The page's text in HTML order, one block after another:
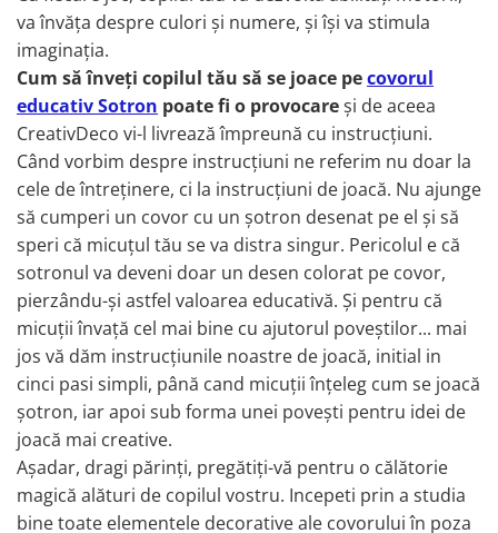
Masute Laterale
Mese Bar
Accesorii mese
Canapele
Canapele Coltar
Canapele Modulare
Canapele Extensibile
Canapele Sezlong
Canapele 2 locuri
Canapele 3 locuri
Canapele 4 locuri
Masute de toaleta
Console
Fotolii
Taburete si pufuri
Banchete, Bancute
Comode TV
Umbrele Exterior
Accesorii Exterior
Ghivece, Vase Exterior
Usi Decorative
Coloane decorative
Trofee, Taxidermii, Busturi
Animale
Cufere si valize decorative
Cutii decorative
Ghivece, Suporturi flori
Ghivece, Vase Exterior
Flori, Plante artificiale
Opritoare pentru usi
Suporturi sticle
Suport Umbrela
Suport ziare/reviste
Organizator obiecte mici
Oglinzi cu picior
Clepsidra
va învăța despre culori și numere, și își va stimula
imaginația.
Cum să înveți copilul tău să se joace pecovorul
educativ Sotron poate fi o provocareși de aceea
CreativDeco vi-l livrează împreună cu instrucțiuni.
Când vorbim despre instrucțiuni ne referim nu doar la
cele de întreținere, ci la instrucțiuni de joacă. Nu ajunge
să cumperi un covor cu un șotron desenat pe el și să
speri că micuțul tău se va distra singur. Pericolul e că
sotronul va deveni doar un desen colorat pe covor,
pierzându-și astfel valoarea educativă. Și pentru că
micuții învață cel mai bine cu ajutorul poveștilor... mai
jos vă dăm instrucțiunile noastre de joacă, initial in
cinci pasi simpli, până cand micuții înțeleg cum se joacă
șotron, iar apoi sub forma unei povești pentru idei de
joacă mai creative.
Așadar, dragi părinți, pregătiți-vă pentru o călătorie
magică alături de copilul vostru. Incepeti prin a studia
bine toate elementele decorative ale covorului în poza